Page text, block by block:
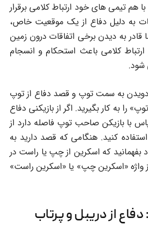
هم تیمی های خود ارتباط کلامی برقرار
به دلیل دفاع از یک موقعیت خاص،
به دیدن برخی اتفاقات درون زمین
ارتباط کلامی باعث استحکام و انسجام
شود.
دویدن به سمت توپ و قصد دفاع از توپ
را به کار بگیرید. اگر از بازیکنی دفاع
با بازیکن صاحب توپ فاصله دارد از
استفاده کنید. هنگامی که قصد دارید به
که اسکرین از چپ یا راست در
«اسکرین چپ» یا «اسکرین راست»
از دریبل و پرتاب